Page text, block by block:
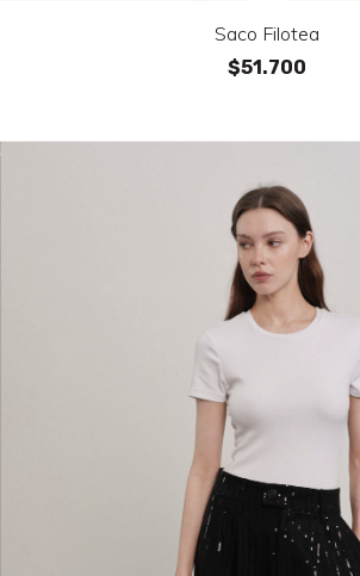
Saco Filotea
$51.700